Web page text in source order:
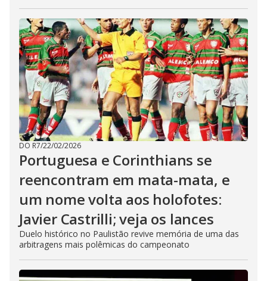
DO R7/22/02/2026
Portuguesa e Corinthians se
reencontram em mata-mata, e
um nome volta aos holofotes:
Javier Castrilli; veja os lances
Duelo histórico no Paulistão revive memória de uma das
arbitragens mais polêmicas do campeonato